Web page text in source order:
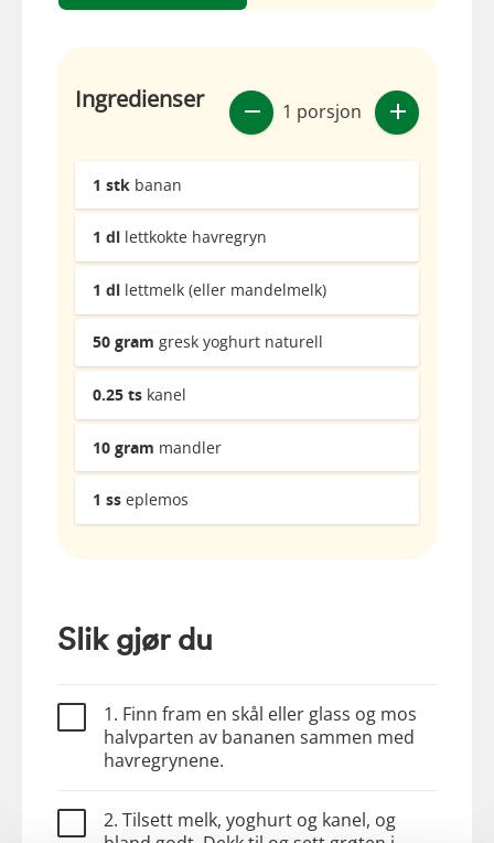
Ingredienser 1 porsjon
1 stk banan
1 dl lettkokte havregryn
1 dl lettmelk (eller mandelmelk)
50 gram gresk yoghurt naturell
0.25 ts kanel
10 gram mandler
1 ss eplemos
Slik gjør du
1. Finn fram en skål eller glass og mos
halvparten av bananen sammen med
havregrynene.
2. Tilsett melk, yoghurt og kanel, og